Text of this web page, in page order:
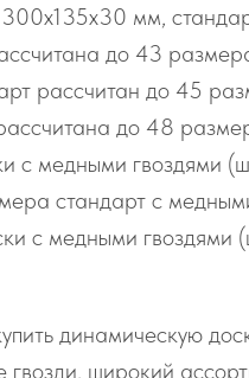
мм,
до 43
рассчитан до 45
до 48
с медными гвоздями
стандарт с
с медными гвоздями
динамическую
широкий